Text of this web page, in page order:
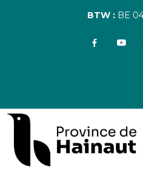
BTW :BE